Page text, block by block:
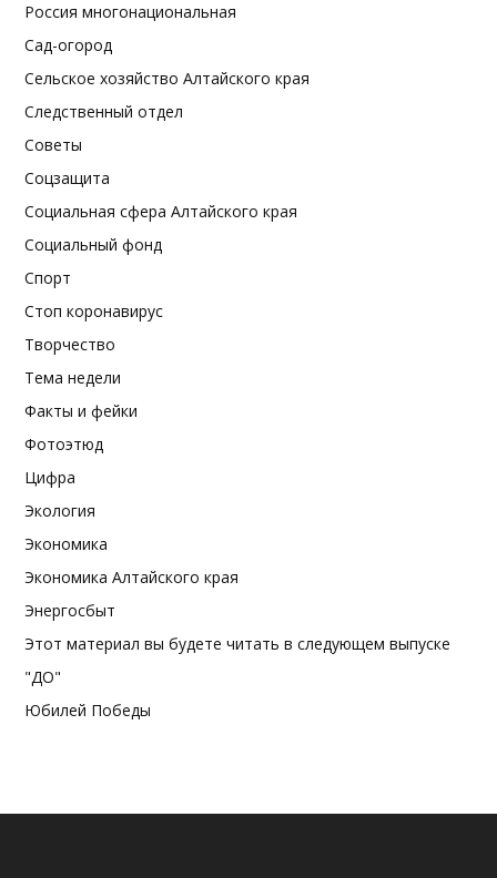
Россия многонациональная
Сад-огород
Сельское хозяйство Алтайского края
Следственный отдел
Советы
Соцзащита
Социальная сфера Алтайского края
Социальный фонд
Спорт
Стоп коронавирус
Творчество
Тема недели
Факты и фейки
Фотоэтюд
Цифра
Экология
Экономика
Экономика Алтайского края
Энергосбыт
Этот материал вы будете читать в следующем выпуске
"ДО"
Юбилей Победы